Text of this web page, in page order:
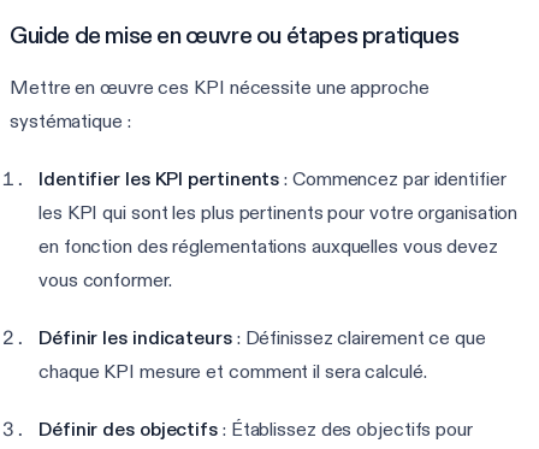
Guide de mise en œuvre ou étapes pratiques
Mettre en œuvre ces KPI nécessite une approche
systématique :
Identifier les KPI pertinents : Commencez par identifier
les KPI qui sont les plus pertinents pour votre organisation
en fonction des réglementations auxquelles vous devez
vous conformer.
Définir les indicateurs: Définissez clairement ce que
chaque KPI mesure et comment il sera calculé.
Définir des objectifs: Établissez des objectifs pour